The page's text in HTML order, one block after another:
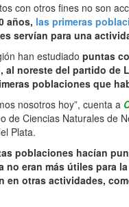
con otros fines no son
años, las primeras
servían para una
han estudiado puntas
al noreste del partido de
poblaciones que
nosotros hoy”, cuenta a
de Ciencias Naturales de
Plata.
poblaciones hacían
eran más útiles para
en otras actividades,